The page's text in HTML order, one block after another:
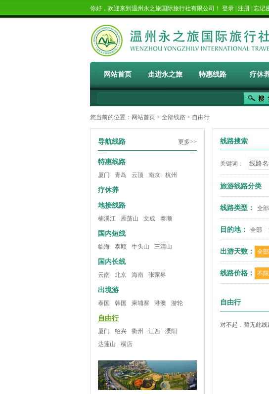
你好，欢迎来到温州永之旅国际旅行社有限公司！ 登录 注册 忘记
网站首页 走进永之旅 特惠线路 疗休
您当前的位置： 网站首页 > 全部线路 > 自由行
导航线路 更多>>
特惠线路
厦门 青岛 云顶 南京 杭州
疗休养
地接线路
楠溪江 雁荡山 文成 泰顺
国内短线
临海 泰顺 牛头山 三清山
国内长线
云南 北京 海南 张家界
出境游
泰国 韩国 柬埔寨 港澳 游轮
自由行
厦门 绍兴 衢州 江西
溧阳
达蓬山
横店
线路搜索
关键词：
旅游线路分类
线路类型： 全部
目的地： 全部
出游天数： 全部
线路价格： 不限
自由行
对不起，暂无此线